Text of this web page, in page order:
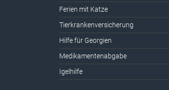
Ferien mit Katze
Tierkrankenversicherung
Hilfe für Georgien
Medikamentenabgabe
Igelhilfe